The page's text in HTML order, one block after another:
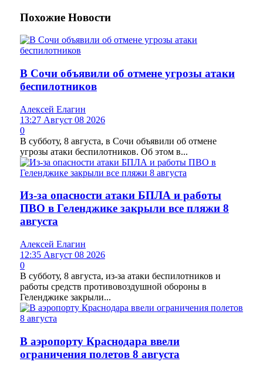
Похожие Новости
В Сочи объявили об отмене угрозы атаки
беспилотников
Алексей Елагин
13:27 Август 08 2026
0
В субботу, 8 августа, в Сочи объявили об отмене
угрозы атаки беспилотников. Об этом в...
Из-за опасности атаки БПЛА и работы
ПВО в Геленджике закрыли все пляжи 8
августа
Алексей Елагин
12:35 Август 08 2026
0
В субботу, 8 августа, из-за атаки беспилотников и
работы средств противовоздушной обороны в
Геленджике закрыли...
В аэропорту Краснодара ввели
ограничения полетов 8 августа